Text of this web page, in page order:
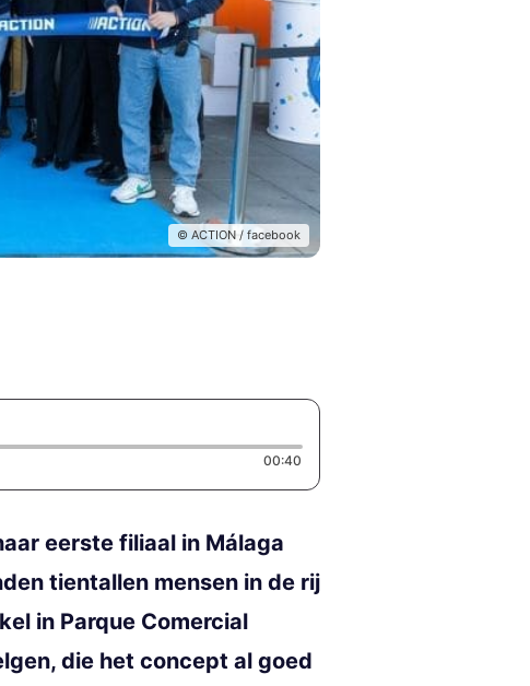
© ACTION / facebook
00:40
eerste filiaal in Málaga
tientallen mensen in de rij
in Parque Comercial
die het concept al goed